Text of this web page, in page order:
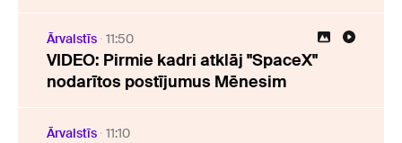
Ārvalstīs 11:50
VIDEO: Pirmie kadri atklāj "SpaceX"
nodarītos postījumus Mēnesim
Ārvalstīs 11:10